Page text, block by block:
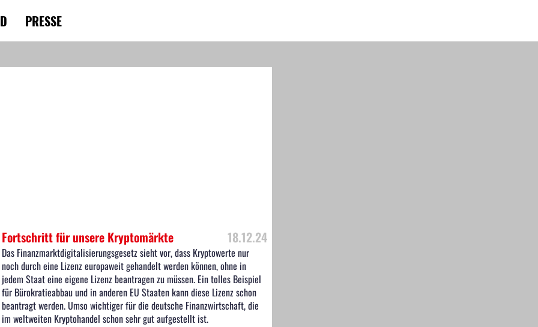
PRESSE
Fortschritt für unsere Kryptomärkte 18.12.24
Das Finanzmarktdigitalisierungsgesetz sieht vor, dass Kryptowerte nur
noch durch eine Lizenz europaweit gehandelt werden können, ohne in
jedem Staat eine eigene Lizenz beantragen zu müssen. Ein tolles Beispiel
für Bürokratieabbau und in anderen EU Staaten kann diese Lizenz schon
beantragt werden. Umso wichtiger für die deutsche Finanzwirtschaft, die
im weltweiten Kryptohandel schon sehr gut aufgestellt ist.